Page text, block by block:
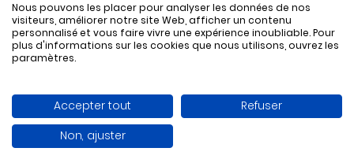
Nous pouvons les placer pour analyser les données de nos
visiteurs, améliorer notre site Web, afficher un contenu
personnalisé et vous faire vivre une expérience inoubliable. Pour
plus d'informations sur les cookies que nous utilisons, ouvrez les
paramètres.
Accepter tout
Refuser
Non, ajuster